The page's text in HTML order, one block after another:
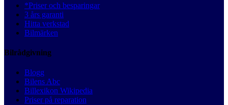
*Priser och besparingar
3 års garanti
Hitta verkstad
Bilmärken
Bilrådgivning
Blogg
Bilens Abc
Billexikon Wikipedia
Priser på reparation